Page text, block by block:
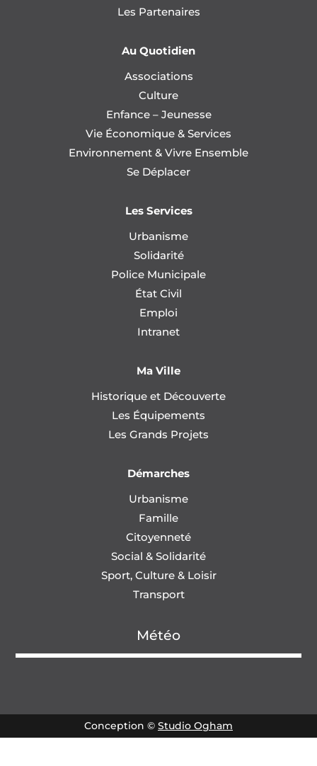
Les Partenaires
Au Quotidien
Associations
Culture
Enfance – Jeunesse
Vie Économique & Services
Environnement & Vivre Ensemble
Se Déplacer
Les Services
Urbanisme
Solidarité
Police Municipale
État Civil
Emploi
Intranet
Ma Ville
Historique et Découverte
Les Équipements
Les Grands Projets
Démarches
Urbanisme
Famille
Citoyenneté
Social & Solidarité
Sport, Culture & Loisir
Transport
Météo
Conception © Studio Ogham